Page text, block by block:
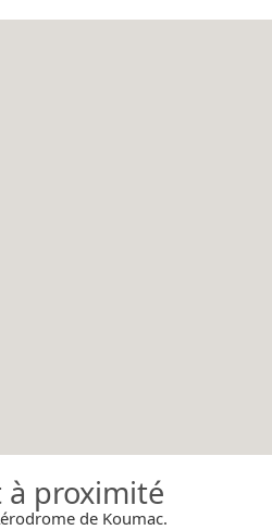
à proximité
de Koumac.